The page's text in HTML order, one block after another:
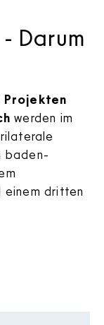
Darum
werden im
baden-
einem dritten